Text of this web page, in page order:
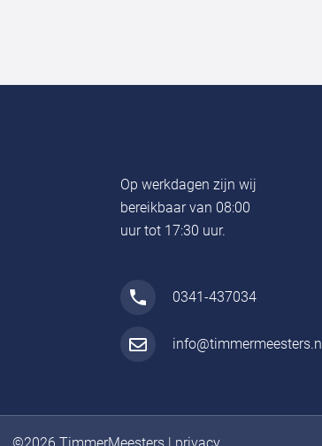
Op werkdagen zijn wij
bereikbaar van 08:00
uur tot 17:30 uur.
0341-437034
info@timmermeesters.nl